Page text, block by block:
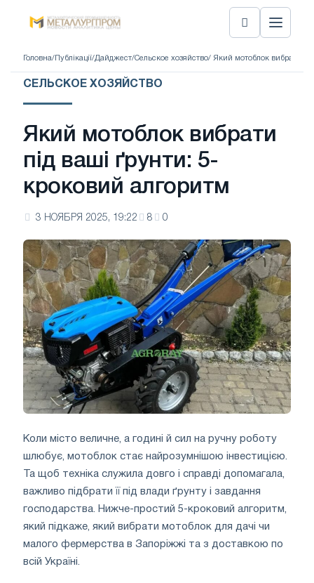
Головна/ Публікації/Дайджест/Сельское хозяйство/ Який мотоблок вибрати
СЕЛЬСКОЕ ХОЗЯЙСТВО
Який мотоблок вибрати
під ваші ґрунти: 5-
кроковий алгоритм
3 НОЯБРЯ 2025, 19:22 8 0
Коли місто величне, а годині й сил на ручну роботу
шлюбує, мотоблок стає найрозумнішою інвестицією.
Та щоб техніка служила довго і справді допомагала,
важливо підбрати її під влади ґрунту і завдання
господарства. Нижче-простий 5-кроковий алгоритм,
який підкаже, який вибрати мотоблок для дачі чи
малого фермерства в Запоріжжі та з доставкою по
всій Україні.